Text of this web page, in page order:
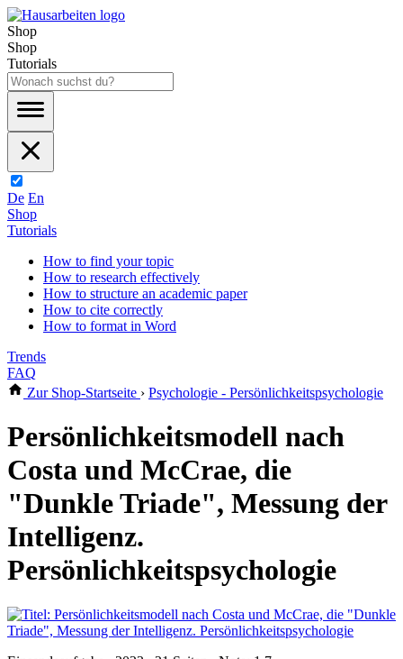
Shop
Shop
Tutorials
De En
Shop
Tutorials
How to find your topic
How to research effectively
How to structure an academic paper
How to cite correctly
How to format in Word
Trends
FAQ
Zur Shop-Startseite › Psychologie - Persönlichkeitspsychologie
Persönlichkeitsmodell nach
Costa und McCrae, die
"Dunkle Triade", Messung der
Intelligenz.
Persönlichkeitspsychologie